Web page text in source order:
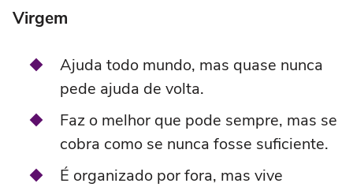
Virgem
Ajuda todo mundo, mas quase nunca
pede ajuda de volta.
Faz o melhor que pode sempre, mas se
cobra como se nunca fosse suficiente.
É organizado por fora, mas vive